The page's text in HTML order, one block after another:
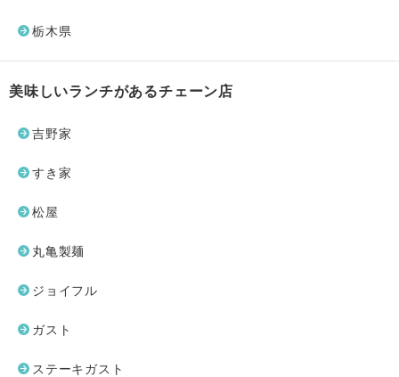
栃木県
美味しいランチがあるチェーン店
吉野家
すき家
松屋
丸亀製麺
ジョイフル
ガスト
ステーキガスト